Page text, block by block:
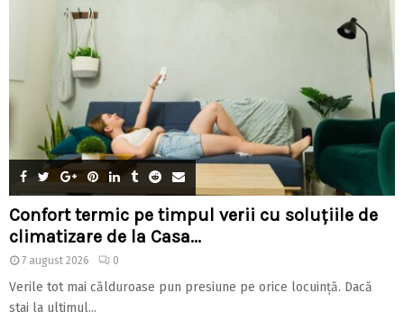
Confort termic pe timpul verii cu soluțiile de
climatizare de la Casa...
7 august 2026 0
Verile tot mai călduroase pun presiune pe orice locuință. Dacă
stai la ultimul...